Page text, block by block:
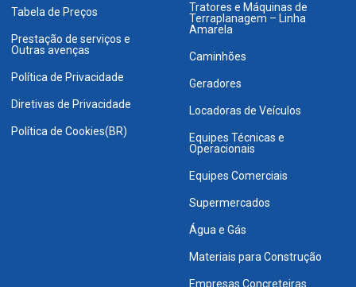
Tabela de Preços
Prestação de serviços e
Outras avenças
Política de Privacidade
Diretivas de Privacidade
Política de Cookies(BR)
Tratores e Máquinas de
Terraplanagem – Linha
Amarela
Caminhões
Geradores
Locadoras de Veículos
Equipes Técnicas e
Operacionais
Equipes Comerciais
Supermercados
Água e Gás
Materiais para Construção
Empresas Concreteiras